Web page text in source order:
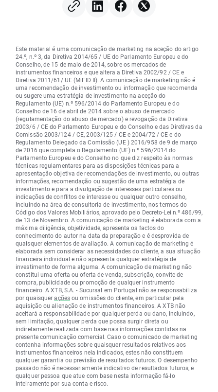
Este material é uma comunicação de marketing na aceção do artigo
24.º, n.º 3, da Diretiva 2014/65 / UE do Parlamento Europeu e do
Conselho, de 15 de maio de 2014, sobre os mercados de
instrumentos financeiros e que altera a Diretiva 2002/92 / CE e
Diretiva 2011/61/ UE (MiFID II). A comunicação de marketing não é
uma recomendação de investimento ou informação que recomenda
ou sugere uma estratégia de investimento na aceção do
Regulamento (UE) n.º 596/2014 do Parlamento Europeu e do
Conselho de 16 de abril de 2014 sobre o abuso de mercado
(regulamentação do abuso de mercado) e revogação da Diretiva
2003/6 / CE do Parlamento Europeu e do Conselho e das Diretivas da
Comissão 2003/124 / CE, 2003/125 / CE e 2004/72 / CE e do
Regulamento Delegado da Comissão (UE ) 2016/958 de 9 de março
de 2016 que completa o Regulamento (UE) n.º 596/2014 do
Parlamento Europeu e do Conselho no que diz respeito às normas
técnicas regulamentares para as disposições técnicas para a
apresentação objetiva de recomendações de investimento, ou outras
informações, recomendação ou sugestão de uma estratégia de
investimento e para a divulgação de interesses particulares ou
indicações de conflitos de interesse ou qualquer outro conselho,
incluindo na área de consultoria de investimento, nos termos do
Código dos Valores Mobiliários, aprovado pelo Decreto-Lei n.º 486/99,
de 13 de Novembro. A comunicação de marketing é elaborada com a
máxima diligência, objetividade, apresenta os factos do
conhecimento do autor na data da preparação e é desprovida de
quaisquer elementos de avaliação. A comunicação de marketing é
elaborada sem considerar as necessidades do cliente, a sua situação
financeira individual e não apresenta qualquer estratégia de
investimento de forma alguma. A comunicação de marketing não
constitui uma oferta ou oferta de venda, subscrição, convite de
compra, publicidade ou promoção de qualquer instrumento
financeiro. A XTB, S.A. - Sucursal em Portugal não se responsabiliza
por quaisqueraçõesou omissões do cliente, em particular pela
aquisição ou alienação de instrumentos financeiros. A XTB não
aceitará a responsabilidade por qualquer perda ou dano, incluindo,
sem limitação, qualquer perda que possa surgir direta ou
indiretamente realizada com base nas informações contidas na
presente comunicação comercial. Caso o comunicado de marketing
contenha informações sobre quaisquer resultados relativos aos
instrumentos financeiros nela indicados, estes não constituem
qualquer garantia ou previsão de resultados futuros. O desempenho
passado não é necessariamente indicativo de resultados futuros, e
qualquer pessoa que atue com base nesta informação fá-lo
inteiramente por sua conta e risco.